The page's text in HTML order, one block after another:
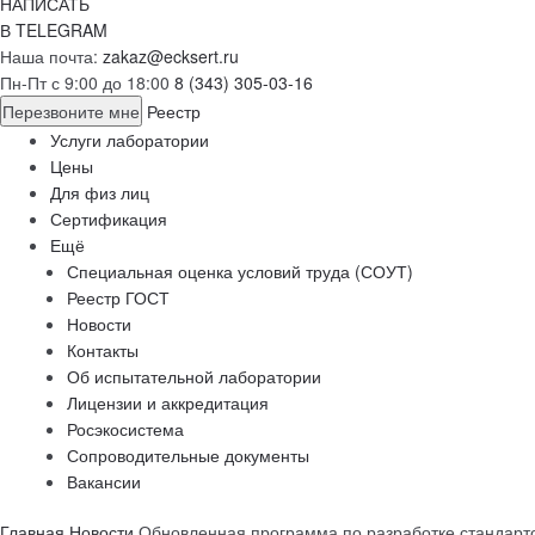
В TELEGRAM
Наша почта: zakaz@ecksert.ru
Пн-Пт с 9:00 до 18:00 8 (343) 305-03-16
Перезвоните мне Реестр
Услуги лаборатории
Цены
Для физ лиц
Сертификация
Ещё
Специальная оценка условий труда (СОУТ)
Реестр ГОСТ
Новости
Контакты
Об испытательной лаборатории
Лицензии и аккредитация
Росэкосистема
Сопроводительные документы
Вакансии